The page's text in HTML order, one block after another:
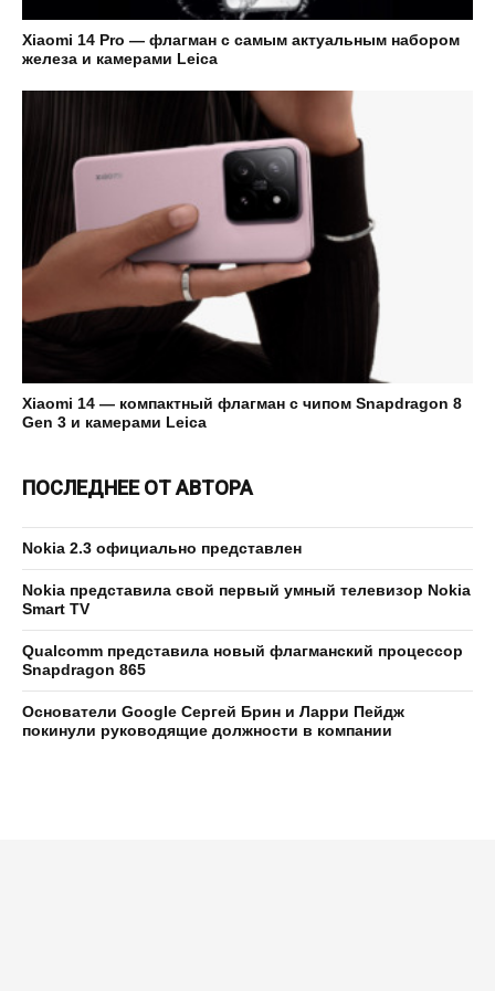
Xiaomi 14 Pro — флагман с самым актуальным набором
железа и камерами Leica
Xiaomi 14 — компактный флагман с чипом Snapdragon 8
Gen 3 и камерами Leica
ПОСЛЕДНЕЕ ОТ АВТОРА
Nokia 2.3 официально представлен
Nokia представила свой первый умный телевизор Nokia
Smart TV
Qualcomm представила новый флагманский процессор
Snapdragon 865
Основатели Google Сергей Брин и Ларри Пейдж
покинули руководящие должности в компании